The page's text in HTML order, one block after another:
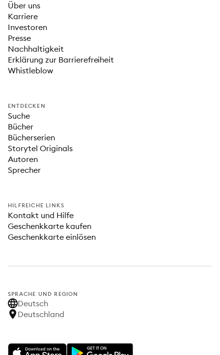
Über uns
Karriere
Investoren
Presse
Nachhaltigkeit
Erklärung zur Barrierefreiheit
Whistleblow
ENTDECKEN
Suche
Bücher
Bücherserien
Storytel Originals
Autoren
Sprecher
HILFREICHE LINKS
Kontakt und Hilfe
Geschenkkarte kaufen
Geschenkkarte einlösen
SPRACHE UND REGION
Deutsch
Deutschland